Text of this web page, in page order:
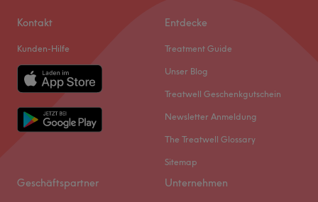
Kontakt
Kunden-Hilfe
Entdecke
Treatment Guide
Unser Blog
Treatwell Geschenkgutschein
Newsletter Anmeldung
The Treatwell Glossary
Sitemap
Geschäftspartner Unternehmen